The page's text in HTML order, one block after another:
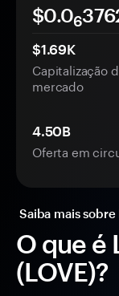
O que é
(LOVE)?
$0.06
$1.69K
Capitalização
mercado
4.50B
Oferta em
Saiba mais